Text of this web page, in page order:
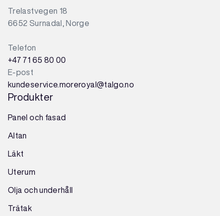
Trelastvegen 18
6652 Surnadal, Norge
Telefon
+47 71 65 80 00
E-post
kundeservice.moreroyal@talgo.no
Produkter
Panel och fasad
Altan
Läkt
Uterum
Olja och underhåll
Trätak